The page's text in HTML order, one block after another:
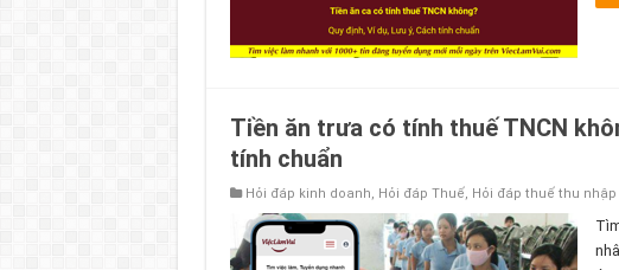
Tiền ăn trưa có tính thuế TNCN
tính chuẩn
Hỏi đáp kinh doanh, Hỏi đáp Thuế, Hỏi đáp thuế thu